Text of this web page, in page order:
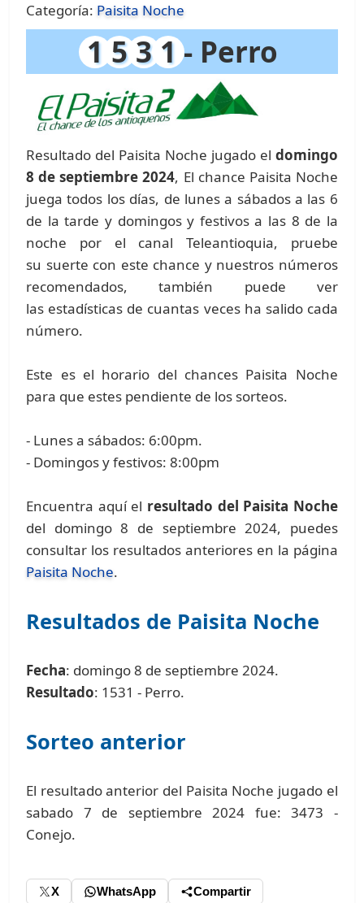
Categoría: Paisita Noche
1 5 3 1- Perro
Resultado del Paisita Noche jugado el domingo
8 de septiembre 2024, El chance Paisita Noche
juega todos los días, de lunes a sábados a las 6
de la tarde y domingos y festivos a las 8 de la
noche por el canal Teleantioquia, pruebe
su suerte con este chance y nuestros números
recomendados, también puede ver
las estadísticas de cuantas veces ha salido cada
número.
Este es el horario del chances Paisita Noche
para que estes pendiente de los sorteos.
- Lunes a sábados: 6:00pm.
- Domingos y festivos: 8:00pm
Encuentra aquí el resultado del Paisita Noche
del domingo 8 de septiembre 2024, puedes
consultar los resultados anteriores en la página
Paisita Noche.
Resultados de Paisita Noche
Fecha: domingo 8 de septiembre 2024.
Resultado: 1531 - Perro.
Sorteo anterior
El resultado anterior del Paisita Noche jugado el
sabado 7 de septiembre 2024 fue: 3473 -
Conejo.
X WhatsApp
Compartir